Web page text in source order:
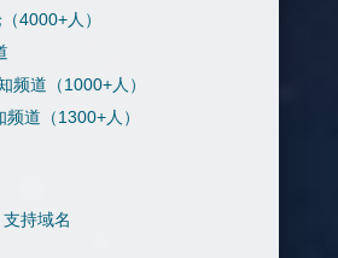
4000+人）
频道（1000+人）
道（1300+人）
持域名